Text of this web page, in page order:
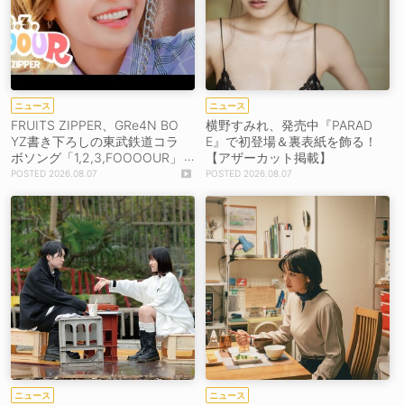
ニュース
FRUITS ZIPPER、GRe4N BO
YZ書き下ろしの東武鉄道コラ
ボソング「1,2,3,FOOOOUR」
をリリース＆MV公開！
2026.08.07
ニュース
横野すみれ、発売中『PARAD
E』で初登場＆裏表紙を飾る！
【アザーカット掲載】
2026.08.07
ニュース ニュース